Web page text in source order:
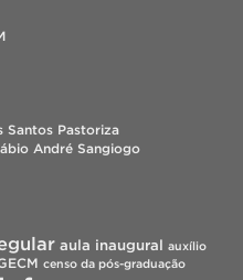
Santos Pastoriza
André Sangiogo
aula inaugural auxílio
censo da pós-graduação